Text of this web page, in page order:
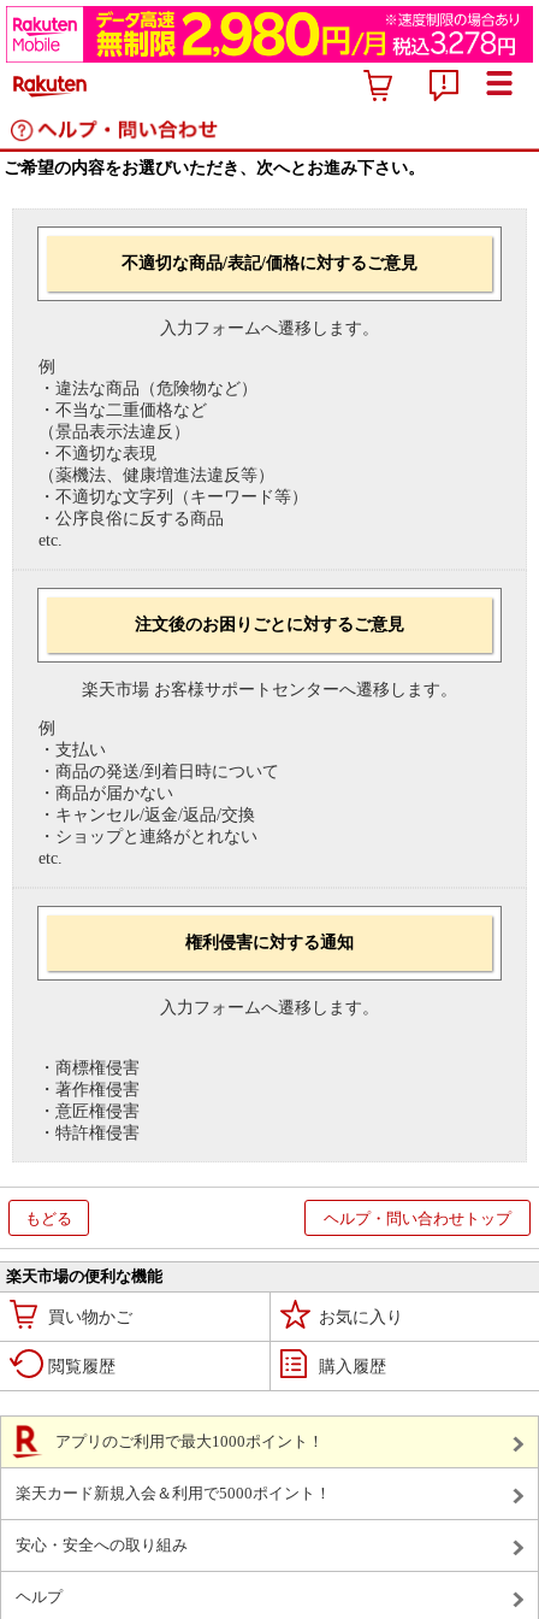
ご希望の内容をお選びいただき、次へとお進み下さい。
不適切な商品/表記/価格に対するご意見
入力フォームへ遷移します。
例
・違法な商品（危険物など）
・不当な二重価格など
（景品表示法違反）
・不適切な表現
（薬機法、健康増進法違反等）
・不適切な文字列（キーワード等）
・公序良俗に反する商品
etc.
注文後のお困りごとに対するご意見
楽天市場 お客様サポートセンターへ遷移します。
例
・支払い
・商品の発送/到着日時について
・商品が届かない
・キャンセル/返金/返品/交換
・ショップと連絡がとれない
etc.
権利侵害に対する通知
入力フォームへ遷移します。
・商標権侵害
・著作権侵害
・意匠権侵害
・特許権侵害
もどる ヘルプ・問い合わせトップ
楽天市場の便利な機能
買い物かご お気に入り
閲覧履歴 購入履歴
アプリのご利用で最大1000ポイント！
楽天カード新規入会＆利用で5000ポイント！
安心・安全への取り組み
ヘルプ